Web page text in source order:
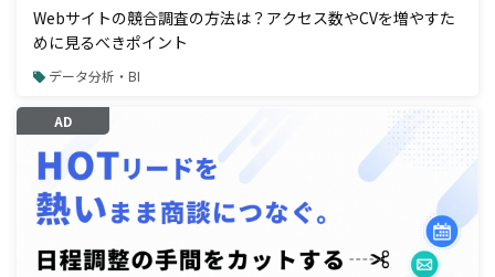
Webサイトの競合調査の方法は？アクセス数やCVを増やすた
めに見るべきポイント
データ分析・BI
AD